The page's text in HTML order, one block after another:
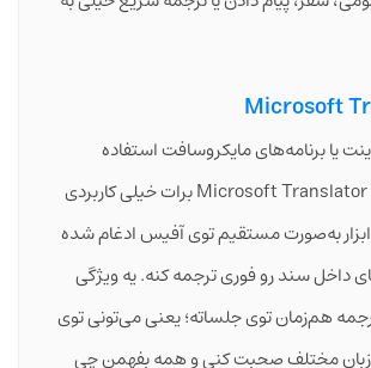
یا برنامه‌های مایکروسافت استفاده
می‌کنی، احتمالاً Microsoft Translator برات خیلی کاربردی
به‌صورت مستقیم توی آفیس ادغام شده
داخل سند رو فوری ترجمه کنه. یه ویژگی
هم‌زمان توی جلساته؛ یعنی می‌تونی توی
زبان مختلف صحبت کنی و همه بفهمن چی